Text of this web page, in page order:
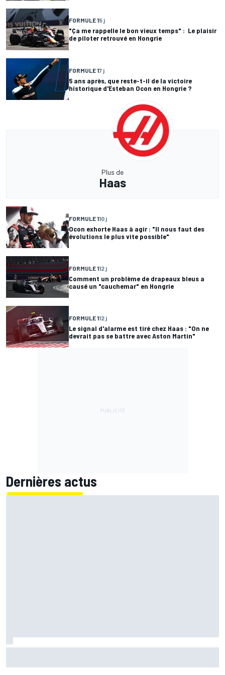
FORMULE 15 j
"Ça me rappelle le bon vieux temps" : Le plaisir
de piloter retrouvé en Hongrie
FORMULE 17 j
5 ans après, que reste-t-il de la victoire
historique d'Esteban Ocon en Hongrie ?
Plus de
Haas
FORMULE 110 j
Ocon exhorte Haas à agir : "Il nous faut des
évolutions le plus vite possible"
FORMULE 112 j
Comment un problème de drapeaux bleus a
causé un "cauchemar" en Hongrie
FORMULE 112 j
Le signal d'alarme est tiré chez Haas : "On ne
devrait pas se battre avec Aston Martin"
Dernières actus